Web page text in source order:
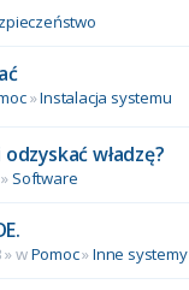
»Instalacja systemu
władzę?
Software
wPomoc»Inne systemy